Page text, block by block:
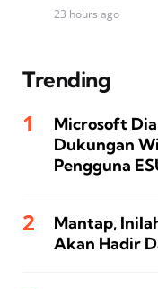
23 hours ago
Trending
Microsoft
Dukungan
Pengguna
Mantap,
Akan Hadir